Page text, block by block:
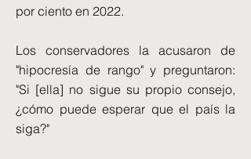
por ciento en 2022.
Los conservadores la acusaron de
"hipocresía de rango" y preguntaron:
"Si [ella] no sigue su propio consejo,
¿cómo puede esperar que el país la
siga?"